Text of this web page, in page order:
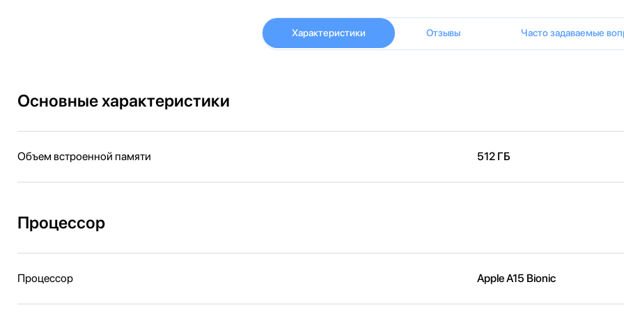
Характеристики Отзывы Часто задаваемые
Основные характеристики
Объем встроенной памяти 512 ГБ
Процессор
Процессор Apple A15 Bionic